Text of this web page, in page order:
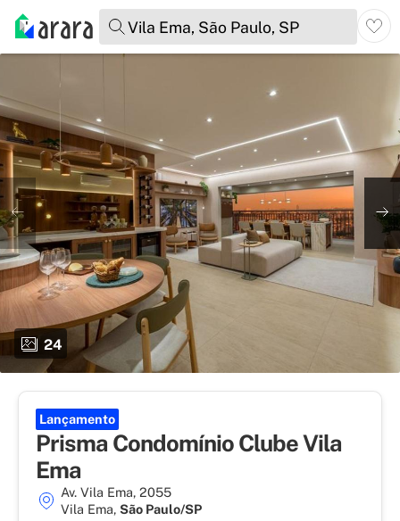
Vila Ema, São Paulo, SP
24
Lançamento
Prisma Condomínio Clube Vila
Ema
Av. Vila Ema, 2055
Vila Ema, São Paulo/SP